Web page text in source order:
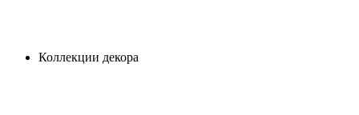
Коллекции декора